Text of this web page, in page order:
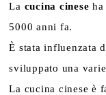
La cucina cinese
5000 anni fa.
È stata influenzata
sviluppato una
La cucina cinese è